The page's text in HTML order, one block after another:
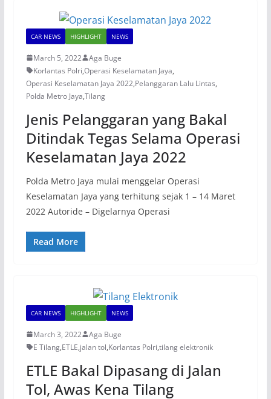
CAR NEWS HIGHLIGHT NEWS
March 5, 2022
Aga Buge
Korlantas Polri,Operasi Keselamatan Jaya,
Operasi Keselamatan Jaya 2022,Pelanggaran Lalu Lintas,
Polda Metro Jaya,Tilang
Jenis Pelanggaran yang Bakal
Ditindak Tegas Selama Operasi
Keselamatan Jaya 2022
Polda Metro Jaya mulai menggelar Operasi
Keselamatan Jaya yang terhitung sejak 1 – 14 Maret
2022 Autoride – Digelarnya Operasi
Read More
CAR NEWS HIGHLIGHT NEWS
March 3, 2022
Aga Buge
E Tilang,ETLE,jalan tol,Korlantas Polri,tilang elektronik
ETLE Bakal Dipasang di Jalan
Tol, Awas Kena Tilang